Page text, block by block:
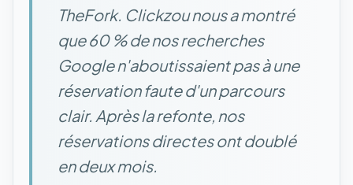
TheFork. Clickzou nous a montré
que 60 % de nos recherches
Google n'aboutissaient pas à une
réservation faute d'un parcours
clair. Après la refonte, nos
réservations directes ont doublé
en deux mois.